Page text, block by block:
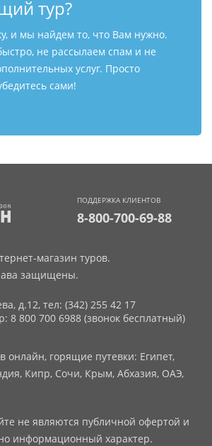
тур?
и мы найдем то, что Вам нужно.
не рассылаем спам и не
услуг. Просто
сами!
ПОДДЕРЖКА КЛИЕНТОВ
8-800-700-69-88
магазин туров.
защищены.
д.12, тел: (342) 255 42 17
8 800 700 6988 (звонок бесплатный)
онлайн, горящие путевки: Египет,
Кипр, Сочи, Крым, Абхазия, ОАЭ,
не являются публичной офертой и
информационный характер.